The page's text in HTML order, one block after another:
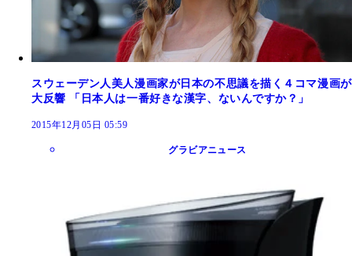
スウェーデン人美人漫画家が日本の不思議を描く４コマ漫画が
大反響 「日本人は一番好きな漢字、ないんですか？」
2015年12月05日 05:59
グラビアニュース